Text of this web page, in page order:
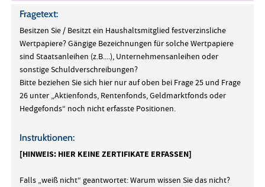
Fragetext:
Besitzen Sie / Besitzt ein Haushaltsmitglied festverzinsliche
Wertpapiere? Gängige Bezeichnungen für solche Wertpapiere
sind Staatsanleihen (z.B....), Unternehmensanleihen oder
sonstige Schuldverschreibungen?
Bitte beziehen Sie sich hier nur auf oben bei Frage 25 und Frage
26 unter „Aktienfonds, Rentenfonds, Geldmarktfonds oder
Hedgefonds“ noch nicht erfasste Positionen.
Instruktionen:
[HINWEIS: HIER KEINE ZERTIFIKATE ERFASSEN]
Falls „weiß nicht“ geantwortet: Warum wissen Sie das nicht?